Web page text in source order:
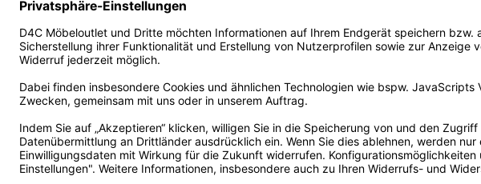
* Alle Preise inkl. gesetzl. Mehrwertsteuer zzgl. evtl.